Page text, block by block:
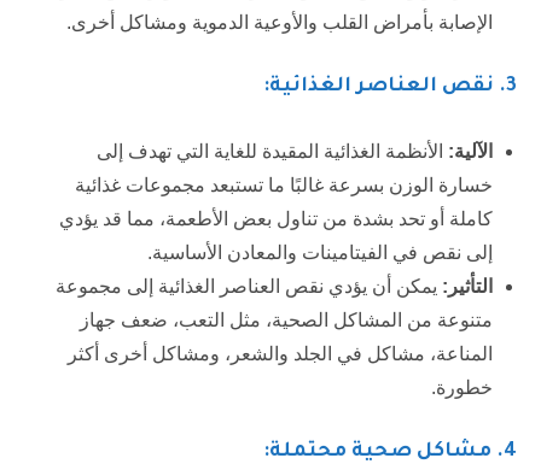
الإصابة بأمراض القلب والأوعية الدموية ومشاكل أخرى.
3. نقص العناصر الغذائية:
الآلية: الأنظمة الغذائية المقيدة للغاية التي تهدف إلى
خسارة الوزن بسرعة غالبًا ما تستبعد مجموعات غذائية
كاملة أو تحد بشدة من تناول بعض الأطعمة، مما قد يؤدي
إلى نقص في الفيتامينات والمعادن الأساسية.
التأثير: يمكن أن يؤدي نقص العناصر الغذائية إلى مجموعة
متنوعة من المشاكل الصحية، مثل التعب، ضعف جهاز
المناعة، مشاكل في الجلد والشعر، ومشاكل أخرى أكثر
خطورة.
4. مشاكل صحية محتملة: